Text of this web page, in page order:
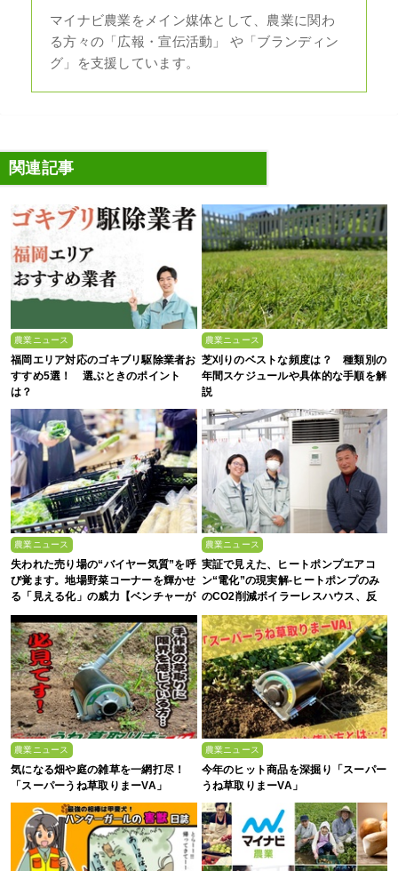
マイナビ農業をメイン媒体として、農業に関わ
る方々の「広報・宣伝活動」 や「ブランディン
グ」を支援しています。
関連記事
農業ニュース
福岡エリア対応のゴキブリ駆除業者お
すすめ5選！ 選ぶときのポイント
は？
農業ニュース
芝刈りのベストな頻度は？ 種類別の
年間スケジュールや具体的な手順を解
説
農業ニュース
失われた売り場の“バイヤー気質”を呼
び覚ます。地場野菜コーナーを輝かせ
る「見える化」の威力【ベンチャーが
農業ニュース
実証で見えた、ヒートポンプエアコ
ン“電化”の現実解-ヒートポンプのみ
のCO2削減ボイラーレスハウス、反
農業ニュース
気になる畑や庭の雑草を一網打尽！
「スーパーうね草取りまーVA」
農業ニュース
今年のヒット商品を深掘り「スーパー
うね草取りまーVA」